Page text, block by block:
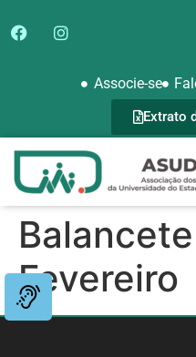
Associe-se
Extrato
Fevereiro